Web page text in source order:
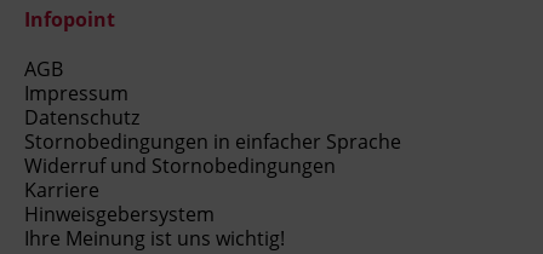
Infopoint
AGB
Impressum
Datenschutz
Stornobedingungen in einfacher Sprache
Widerruf und Stornobedingungen
Karriere
Hinweisgebersystem
Ihre Meinung ist uns wichtig!